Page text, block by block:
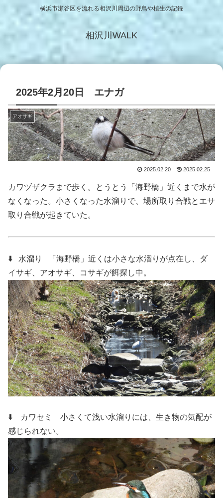
横浜市瀬谷区を流れる相沢川周辺の野鳥や植生の記録
相沢川WALK
2025年2月20日 エナガ
アオサギ
2025.02.20 2025.02.25
カワヅザクラまで歩く。とうとう「海野橋」近くまで水が
なくなった。小さくなった水溜りで、場所取り合戦とエサ
取り合戦が起きていた。
⬇️ 水溜り
「海野橋」近くは小さな水溜りが点在し、ダ
イサギ、アオサギ、コサギが餌探し中。
⬇️ カワセミ 小さくて浅い水溜りには、生き物の気配が
感じられない。